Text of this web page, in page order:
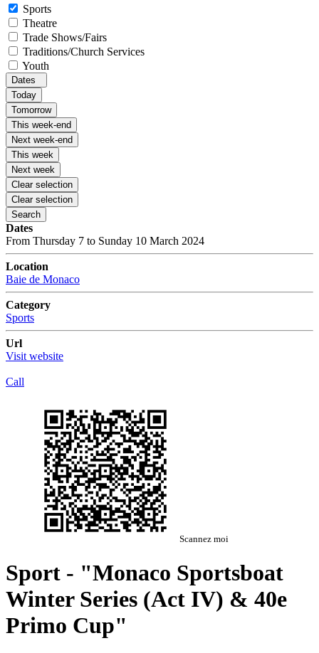
Sports
Theatre
Trade Shows/Fairs
Traditions/Church Services
Youth
Dates
Today
Tomorrow
This week-end
Next week-end
This week
Next week
Clear selection
Clear selection
Search
Dates
From Thursday 7 to Sunday 10 March 2024
Location
Baie de Monaco
Category
Sports
Url
Visit website
Call
Scannez moi
Sport - "Monaco Sportsboat
Winter Series (Act IV) & 40e
Primo Cup"